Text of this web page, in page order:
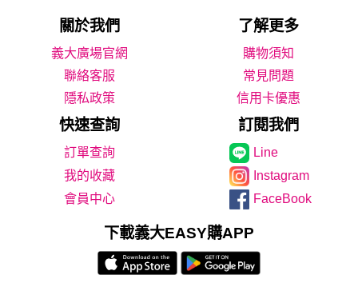
關於我們 了解更多
義大廣場官網
購物須知
聯絡客服
常見問題
隱私政策
信用卡優惠
快速查詢 訂閱我們
Line
我的收藏
Instagram
會員中心
FaceBook
下載義大EASY購APP